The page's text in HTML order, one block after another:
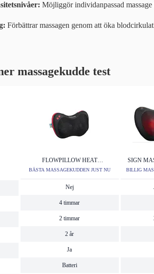
Möjliggör individanpassad
Förbättrar massagen genom att öka
massagekudde test
FLOWPILLOW HEAT
MASSAGEKUDDE
BÄSTA MASSAGEKUDDEN JUST NU
Nej
4 timmar
2 timmar
2 år
Ja
Batteri
SIGN
BILLIG